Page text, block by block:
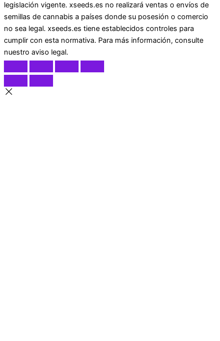
legislación vigente. xseeds.es no realizará ventas o envíos de
semillas de cannabis a países donde su posesión o comercio
no sea legal. xseeds.es tiene establecidos controles para
cumplir con esta normativa. Para más información, consulte
nuestro aviso legal.